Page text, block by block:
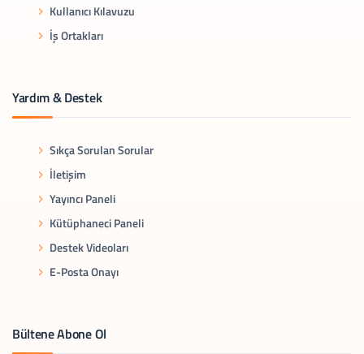
Kullanıcı Kılavuzu
İş Ortakları
Yardım & Destek
Sıkça Sorulan Sorular
İletişim
Yayıncı Paneli
Kütüphaneci Paneli
Destek Videoları
E-Posta Onayı
Bültene Abone Ol